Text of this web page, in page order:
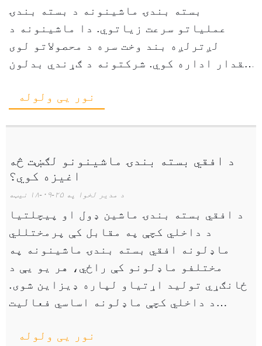
بسته بندۍ ماشینونه د بسته بندۍ
عملیاتو سرعت زیاتوي. دا ماشینونه د
لږترلږه بند وخت سره د محصولاتو لوی
مقدار اداره کوي. شرکتونه د ګړندي بدلون
نور یی ولوله
د افقي بسته بندۍ ماشینونو لګښت څه
اغیزه کوي؟
د مدیر لخوا په ۲۵-۰۹-۱۸ نیټه
د افقي بسته بندۍ ماشین ډول او پیچلتیا
د داخلي کچې په مقابل کې پرمختللي
ماډلونه افقي بسته بندۍ ماشینونه په
مختلفو ماډلونو کې راځي، هر یو یې د
ځانګړي تولید اړتیاو لپاره ډیزاین شوی.
د داخلي کچې ماډلونه اساسي فعالیت
پیلونو سره مناسب دي. دا ماشینونه ډیری
نور یی ولوله